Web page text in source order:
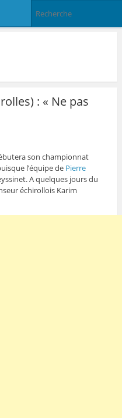
: « Ne pas
son championnat
l’équipe de Pierre
A quelques jours du
échirollois Karim